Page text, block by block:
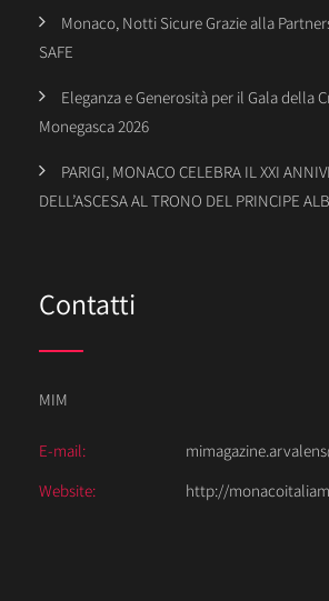
Monaco, Notti Sicure Grazie alla
SAFE
Eleganza e Generosità per il Gala della
Monegasca 2026
PARIGI, MONACO CELEBRA IL XXI
DELL’ASCESA AL TRONO DEL PRINCIPE
Contatti
MIM
E-mail:
Website:
http://